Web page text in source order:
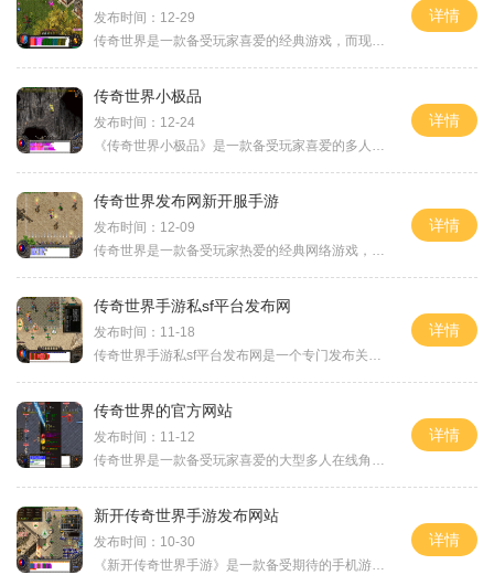
发布时间：12-29
传奇世界是一款备受玩家喜爱的经典游戏，而现在，一款没有充值入口的传奇世界手游正式上线。这款手游以其独特的玩法和多变的游戏体验吸引了广大玩家的关注。在这款游戏中，没
详情
传奇世界小极品
发布时间：12-24
《传奇世界小极品》是一款备受玩家喜爱的多人在线角色扮演游戏(MMORPG)，以其精美的画面、丰富的内容和激动人心的剧情而闻名。游戏中玩家可以选择不同职业，与其他玩家一同探索广
详情
传奇世界发布网新开服手游
发布时间：12-09
传奇世界是一款备受玩家热爱的经典网络游戏，而这款传奇世界也将登陆移动端，推出全新的传奇世界发布网新开服手游。在这款新开服手游中，玩家将能够继续体验到传奇世界的精彩
详情
传奇世界手游私sf平台发布网
发布时间：11-18
传奇世界手游私sf平台发布网是一个专门发布关于传奇世界手游私服的平台，为广大传奇世界手游玩家提供了丰富多样的游戏选择。传奇世界手游是一款经典的网游，在私服平台上可以体
详情
传奇世界的官方网站
发布时间：11-12
传奇世界是一款备受玩家喜爱的大型多人在线角色扮演游戏，它的官方网站是游戏玩家们获取最新资讯、了解游戏最新动态的重要平台。传奇世界的官方网站是玩家们进入游戏世界的大
详情
新开传奇世界手游发布网站
发布时间：10-30
《新开传奇世界手游》是一款备受期待的手机游戏，于近期在全球范围内正式发布，旨在给玩家带来沉浸式的传奇世界体验。游戏的发布网站也相应开启，为玩家提供全方位的游戏信息
详情